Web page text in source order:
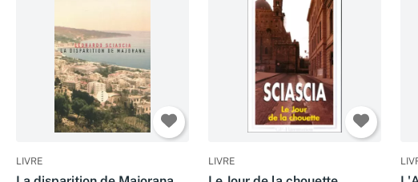
LIVRE LIVRE